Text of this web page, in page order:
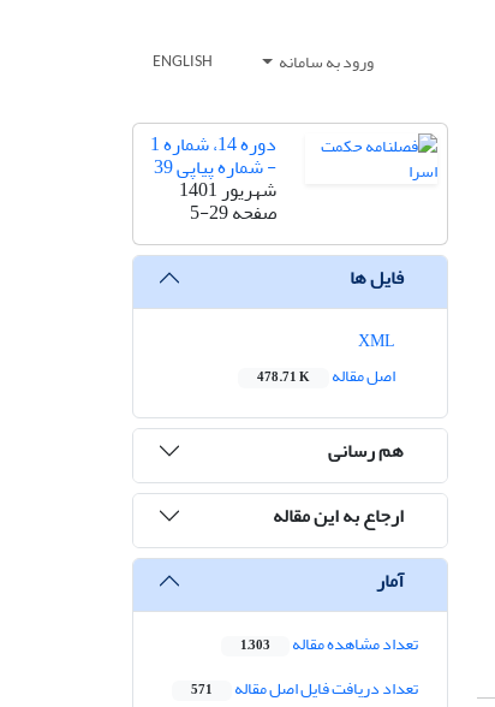
ورود به سامانه ENGLISH
دوره 14، شماره 1
- شماره پیاپی 39
شهریور 1401
صفحه5-29
فایل ها
اصل مقاله
478.71 K
هم رسانی
ارجاع به این مقاله
آمار
تعداد مشاهده مقاله 1,303
تعداد دریافت فایل اصل مقاله 571